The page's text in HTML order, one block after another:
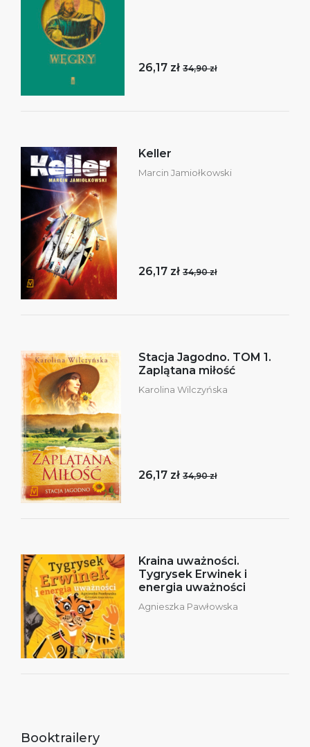
26,17 zł 34,90 zł
Keller
Marcin Jamiołkowski
26,17 zł 34,90 zł
Stacja Jagodno. TOM 1.
Zaplątana miłość
Karolina Wilczyńska
26,17 zł 34,90 zł
Kraina uważności.
Tygrysek Erwinek i
energia uważności
Agnieszka Pawłowska
Booktrailery